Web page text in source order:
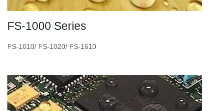
FS-1000 Series
FS-1010/ FS-1020/ FS-1610